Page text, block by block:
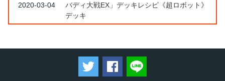
2020-03-04
バディ大戦EX」デッキレシピ《超ロボット》
デッキ
ツイートするFacebookでシェアする